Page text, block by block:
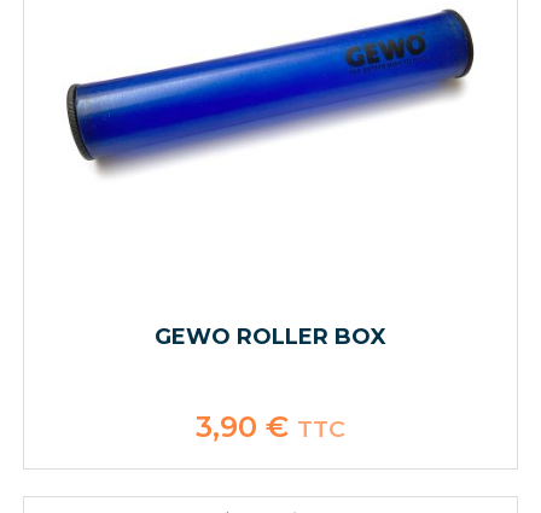
GEWO ROLLER BOX
3,90 € TTC